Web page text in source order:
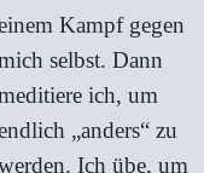
Kampf gegen
selbst. Dann
ich, um
„anders“ zu
Ich übe, um